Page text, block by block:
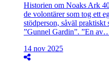
Historien om Noaks Ark
de volontärer som tog ett
stödperson, såväl
”Gunnel Gardin”. ”En
14 nov 2025